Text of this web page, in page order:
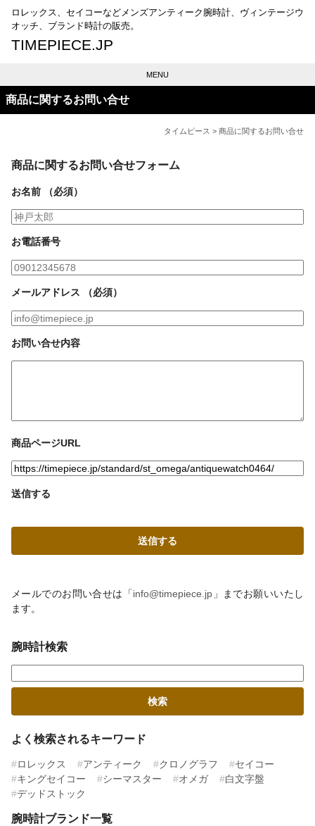
ロレックス、セイコーなどメンズアンティーク腕時計、ヴィンテージウ
オッチ、ブランド時計の販売。
TIMEPIECE.JP
MENU
商品に関するお問い合せ
タイムピース > 商品に関するお問い合せ
商品に関するお問い合せフォーム
お名前 （必須）
お電話番号
メールアドレス （必須）
お問い合せ内容
商品ページURL
送信する
メールでのお問い合せは「info@timepiece.jp 」までお願いいたし
ます。
腕時計検索
よく検索されるキーワード
ロレックス アンティーク クロノグラフ
セイコー
キングセイコー
シーマスター オメガ
白文字盤
デッドストック
腕時計ブランド一覧